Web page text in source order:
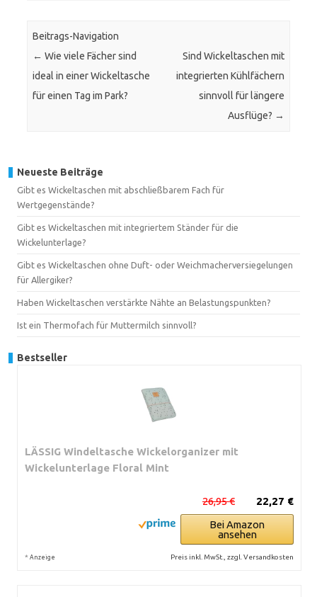
Beitrags-Navigation
← Wie viele Fächer sind
ideal in einer Wickeltasche
für einen Tag im Park?
Sind Wickeltaschen mit
integrierten Kühlfächern
sinnvoll für längere
Ausflüge? →
Neueste Beiträge
Gibt es Wickeltaschen mit abschließbarem Fach für
Wertgegenstände?
Gibt es Wickeltaschen mit integriertem Ständer für die
Wickelunterlage?
Gibt es Wickeltaschen ohne Duft- oder Weichmacherversiegelungen
für Allergiker?
Haben Wickeltaschen verstärkte Nähte an Belastungspunkten?
Ist ein Thermofach für Muttermilch sinnvoll?
Bestseller
LÄSSIG Windeltasche Wickelorganizer mit
Wickelunterlage Floral Mint
22,27 €
26,95 €
Bei Amazon
ansehen
* Anzeige Preis inkl. MwSt., zzgl. Versandkosten